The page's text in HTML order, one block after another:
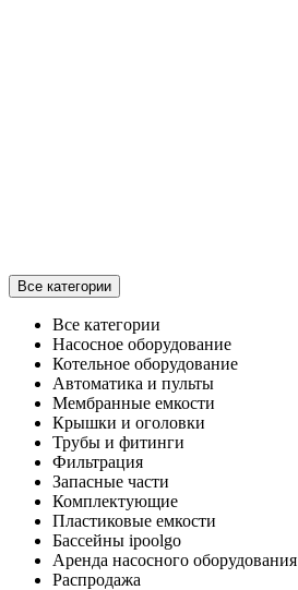
Все категории
Все категории
Насосное оборудование
Котельное оборудование
Автоматика и пульты
Мембранные емкости
Крышки и оголовки
Трубы и фитинги
Фильтрация
Запасные части
Комплектующие
Пластиковые емкости
Бассейны ipoolgo
Аренда насосного оборудования
Распродажа